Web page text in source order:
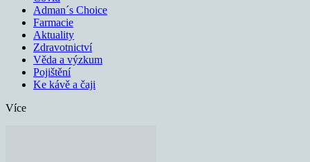
Adman´s Choice
Farmacie
Aktuality
Zdravotnictví
Věda a výzkum
Pojištění
Ke kávě a čaji
Více